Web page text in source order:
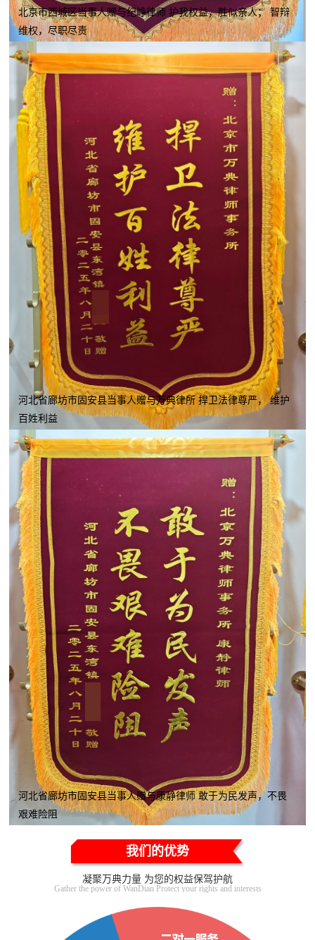
北京市西城区当事人赠与纪峥律师 护我权益，胜似亲人； 智辩
维权，尽职尽责
河北省廊坊市固安县当事人赠与万典律所 捍卫法律尊严， 维护
百姓利益
河北省廊坊市固安县当事人赠与康静律师 敢于为民发声，不畏
艰难险阻
我们的优势
凝聚万典力量 为您的权益保驾护航
Gather the power of WanDian Protect your rights and interests